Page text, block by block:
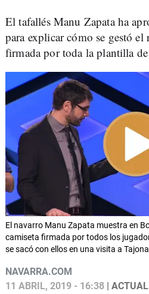
El tafallés Manu Zapata ha
para explicar cómo se gestó el
firmada por toda la plantilla de
El navarro Manu Zapata muestra en
camiseta firmada por todos los
se sacó con ellos en una visita a
NAVARRA.COM
11 ABRIL, 2019 - 16:38 |